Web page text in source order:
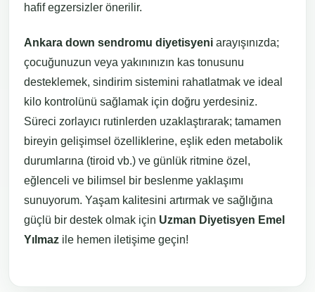
hafif egzersizler önerilir.
Ankara down sendromu diyetisyeni arayışınızda;
çocuğunuzun veya yakınınızın kas tonusunu
desteklemek, sindirim sistemini rahatlatmak ve ideal
kilo kontrolünü sağlamak için doğru yerdesiniz.
Süreci zorlayıcı rutinlerden uzaklaştırarak; tamamen
bireyin gelişimsel özelliklerine, eşlik eden metabolik
durumlarına (tiroid vb.) ve günlük ritmine özel,
eğlenceli ve bilimsel bir beslenme yaklaşımı
sunuyorum. Yaşam kalitesini artırmak ve sağlığına
güçlü bir destek olmak için Uzman Diyetisyen Emel
Yılmaz ile hemen iletişime geçin!